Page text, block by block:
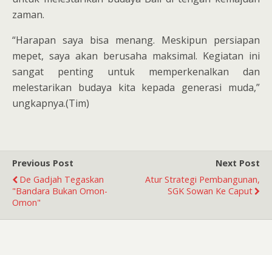
zaman.
“Harapan saya bisa menang. Meskipun persiapan
mepet, saya akan berusaha maksimal. Kegiatan ini
sangat penting untuk memperkenalkan dan
melestarikan budaya kita kepada generasi muda,”
ungkapnya.(Tim)
Previous Post
De Gadjah Tegaskan
"Bandara Bukan Omon-
Omon"
Next Post
Atur Strategi Pembangunan,
SGK Sowan Ke Caput